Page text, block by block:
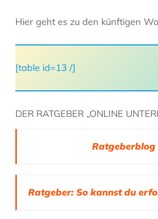
Hier geht es zu den künftigen
[table id=13 /]
DER RATGEBER „ONLINE
Ratgeberblog
Ratgeber: So kannst du